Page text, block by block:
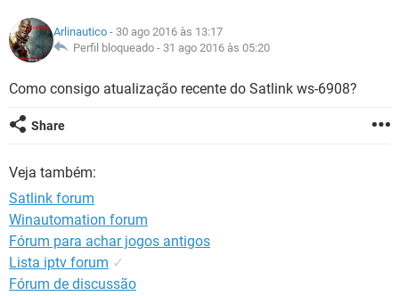
GUIA DE COMPRAS
INSTAGRAM GMAIL
GUIA DE COMPRAS
CELULAR
OUTLOOK EXCEL
GMAIL
JOGOS WHATSAPP
CELULAR
OUTLOOK EXCEL
INSTAGRAM
GLOSSÁRIO
WHATSAPP
INSTAGRAM
GUIA DE COMPRAS
Arlinautico - 30 ago 2016 às 13:17
Perfil bloqueado - 31 ago 2016 às 05:20
Como consigo atualização recente do Satlink ws-6908?
Share
Veja também:
Satlink forum
Winautomation forum
Fórum para achar jogos antigos
Lista iptv forum ✓
Fórum de discussão